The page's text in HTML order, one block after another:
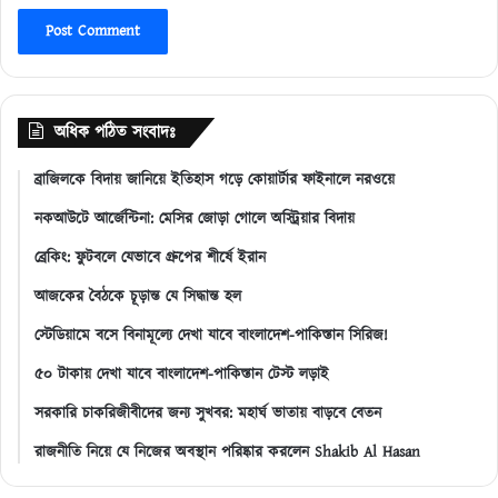
অধিক পঠিত সংবাদঃ
ব্রাজিলকে বিদায় জানিয়ে ইতিহাস গড়ে কোয়ার্টার ফাইনালে নরওয়ে
নকআউটে আর্জেন্টিনা: মেসির জোড়া গোলে অস্ট্রিয়ার বিদায়
ব্রেকিং: ফুটবলে যেভাবে গ্রুপের শীর্ষে ইরান
আজকের বৈঠকে চূড়ান্ত যে সিদ্ধান্ত হল
স্টেডিয়ামে বসে বিনামূল্যে দেখা যাবে বাংলাদেশ-পাকিস্তান সিরিজ!
৫০ টাকায় দেখা যাবে বাংলাদেশ-পাকিস্তান টেস্ট লড়াই
সরকারি চাকরিজীবীদের জন্য সুখবর: মহার্ঘ ভাতায় বাড়বে বেতন
রাজনীতি নিয়ে যে নিজের অবস্থান পরিষ্কার করলেন Shakib Al Hasan